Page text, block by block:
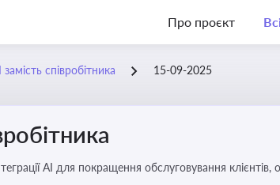
Про проєкт
замість співробітника 15-09-2025
АІ для покращення обслуговування